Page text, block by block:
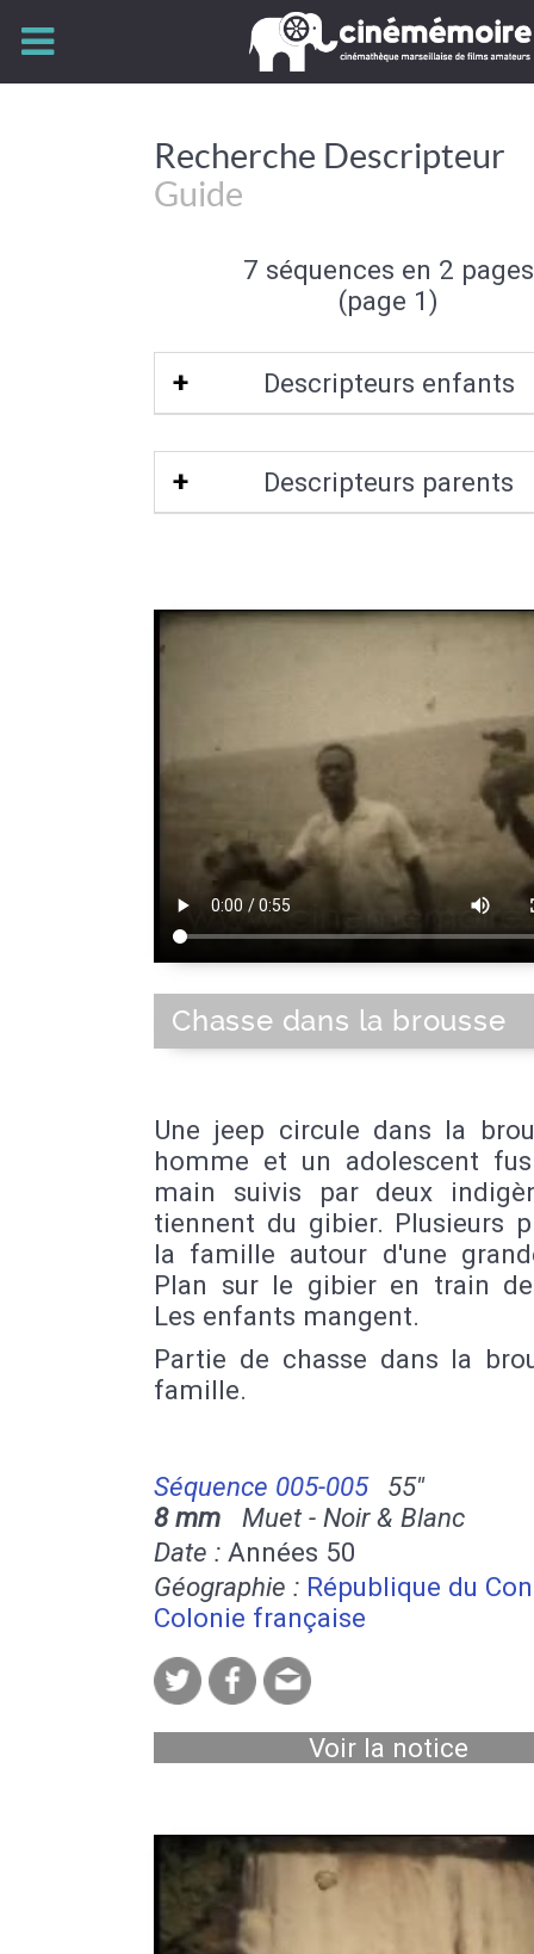
Recherche Descripteur
Guide
7 séquences en 2 pages
(page 1)
Descripteurs enfants
Guide touristique|Guide de
Descripteurs parents
Chasse dans la brousse
Une jeep circule dans la
homme et un adolescent
main suivis par deux
tiennent du gibier. Plusieurs
la famille autour d'une
Plan sur le gibier en train
Les enfants mangent.
Partie de chasse dans la
famille.
Séquence 005-005
55''
8 mm Muet - Noir & Blanc
Date : Années 50
Géographie : République du
Colonie française
Voir la notice